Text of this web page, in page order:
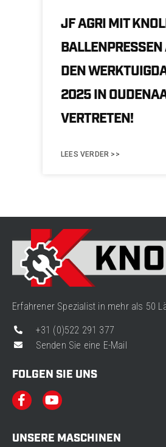
JF AGRI MIT
BALLENPRESSEN
DEN
2025 IN
VERTRETEN!
LEES VERDER >>
Erfahrener Spezialist in mehr als 50
+31 (0)522 291 377
Senden Sie eine E-Mail
FOLGEN SIE UNS
UNSERE MASCHINEN